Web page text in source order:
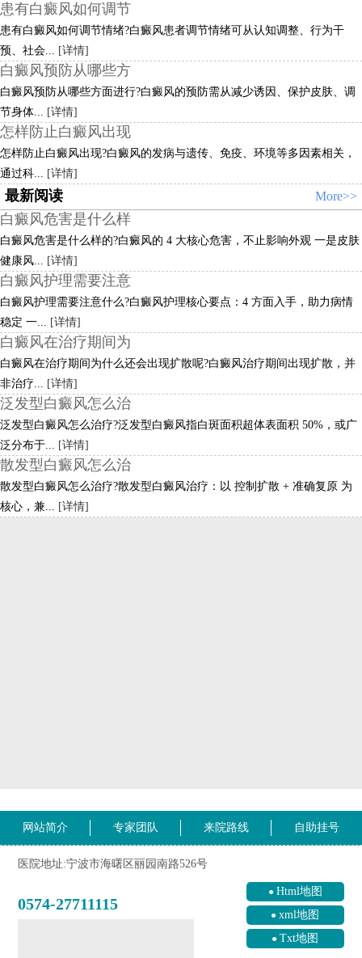
患有白癜风如何调节
患有白癜风如何调节情绪?白癜风患者调节情绪可从认知调整、行为干
预、社会... [详情]
白癜风预防从哪些方
白癜风预防从哪些方面进行?白癜风的预防需从减少诱因、保护皮肤、调
节身体... [详情]
怎样防止白癜风出现
怎样防止白癜风出现?白癜风的发病与遗传、免疫、环境等多因素相关，
通过科... [详情]
最新阅读 More>>
白癜风危害是什么样
白癜风危害是什么样的?白癜风的 4 大核心危害，不止影响外观 一是皮肤
健康风... [详情]
白癜风护理需要注意
白癜风护理需要注意什么?白癜风护理核心要点：4 方面入手，助力病情
稳定 一... [详情]
白癜风在治疗期间为
白癜风在治疗期间为什么还会出现扩散呢?白癜风治疗期间出现扩散，并
非治疗... [详情]
泛发型白癜风怎么治
泛发型白癜风怎么治疗?泛发型白癜风指白斑面积超体表面积 50%，或广
泛分布于... [详情]
散发型白癜风怎么治
散发型白癜风怎么治疗?散发型白癜风治疗：以 控制扩散 + 准确复原 为
核心，兼... [详情]
网站简介 专家团队 来院路线 自助挂号
医院地址:宁波市海曙区丽园南路526号
0574-27711115
Html地图
xml地图
Txt地图